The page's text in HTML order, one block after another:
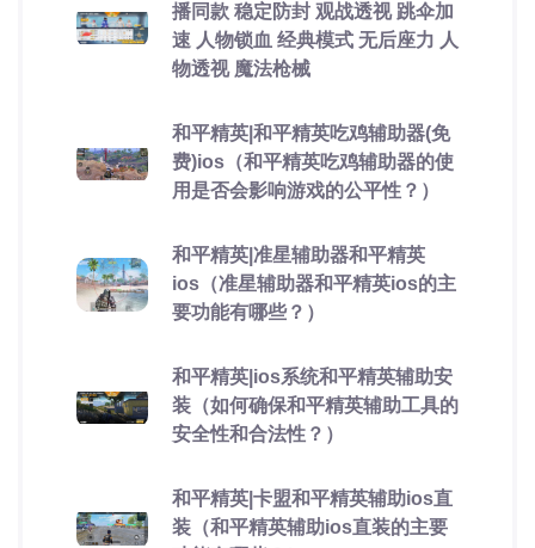
播同款 稳定防封 观战透视 跳伞加
速 人物锁血 经典模式 无后座力 人
物透视 魔法枪械
和平精英|和平精英吃鸡辅助器(免
费)ios（和平精英吃鸡辅助器的使
用是否会影响游戏的公平性？）
和平精英|准星辅助器和平精英
ios（准星辅助器和平精英ios的主
要功能有哪些？）
和平精英|ios系统和平精英辅助安
装（如何确保和平精英辅助工具的
安全性和合法性？）
和平精英|卡盟和平精英辅助ios直
装（和平精英辅助ios直装的主要